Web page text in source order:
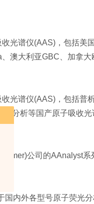
光谱仪(AAS)，包括美
澳大利亚GBC、加拿大
光谱仪(AAS)，包括普
分析等国产原子吸收光
Elmer)公司的AAnalyst系
内外各型号原子荧光分